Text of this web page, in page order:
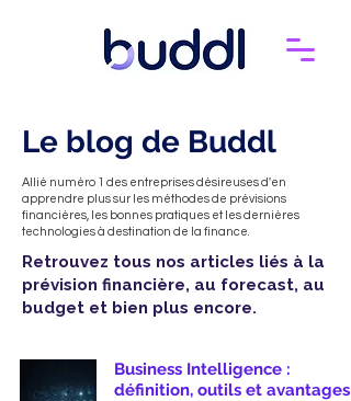
Le blog de Buddl
Allié numéro 1 des entreprises désireuses d'en
apprendre plus sur les méthodes de prévisions
financières, les bonnes pratiques et les dernières
technologies à destination de la finance.
Retrouvez tous nos articles liés à la
prévision financière, au forecast, au
budget et bien plus encore.
Business Intelligence :
définition, outils et avantages